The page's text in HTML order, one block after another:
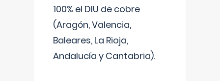
100% el DIU de cobre
(Aragón, Valencia,
Baleares, La Rioja,
Andalucía y Cantabria).